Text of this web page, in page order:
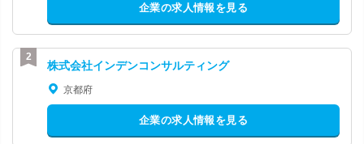
企業の求人情報を見る
株式会社インデンコンサルティング
京都府
企業の求人情報を見る